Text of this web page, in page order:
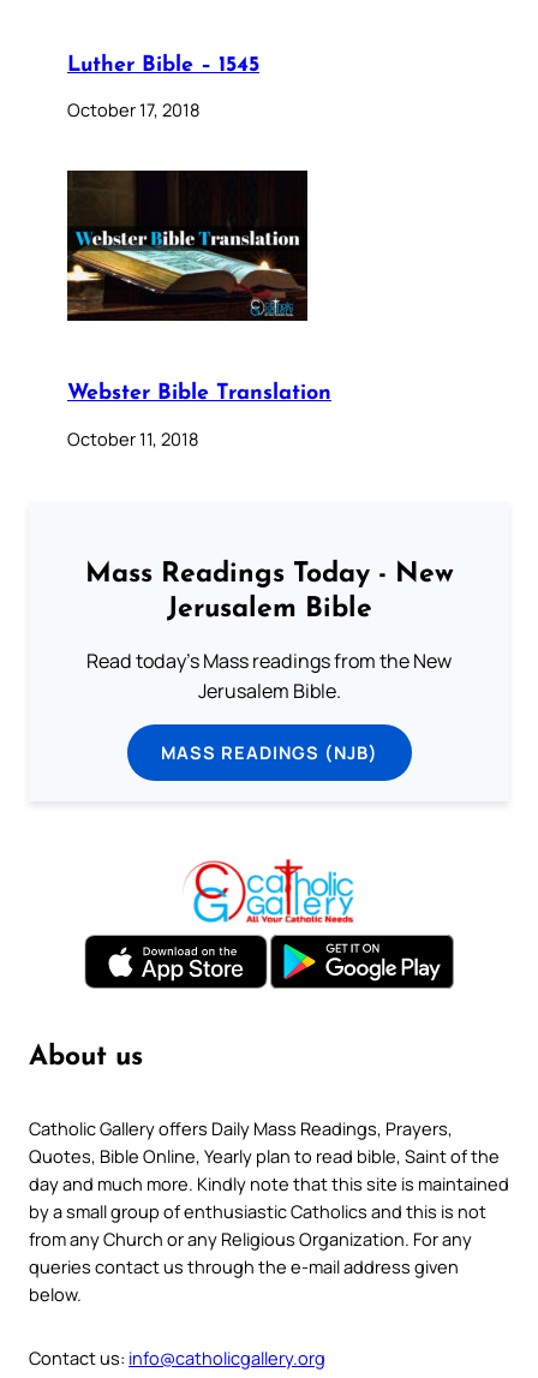
Luther Bible – 1545
October 17, 2018
Webster Bible Translation
October 11, 2018
Mass Readings Today - New
Jerusalem Bible
Read today's Mass readings from the New
Jerusalem Bible.
MASS READINGS (NJB)
About us
Catholic Gallery offers Daily Mass Readings, Prayers,
Quotes, Bible Online, Yearly plan to read bible, Saint of the
day and much more. Kindly note that this site is maintained
by a small group of enthusiastic Catholics and this is not
from any Church or any Religious Organization. For any
queries contact us through the e-mail address given
below.
Contact us: info@catholicgallery.org